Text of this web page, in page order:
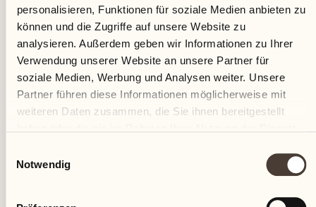
personalisieren, Funktionen für soziale Medien anbieten zu
können und die Zugriffe auf unsere Website zu
analysieren. Außerdem geben wir Informationen zu Ihrer
Verwendung unserer Website an unsere Partner für
soziale Medien, Werbung und Analysen weiter. Unsere
Partner führen diese Informationen möglicherweise mit
weiteren Daten zusammen, die Sie ihnen bereitgestellt
Notwendig
Der erste Gin wird auf den Markt gebracht: Das vom
damaligen Önologen Giuseppe Spagnuolo sorgfältig
entwickelte Rezept enthält ausgewählte Tessiner
Botanicals und Yuzu aus Castello del Sole. Ein